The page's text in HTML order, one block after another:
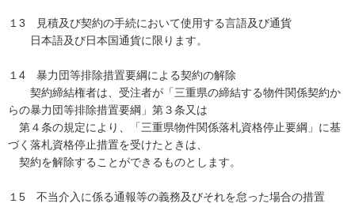
１3 見積及び契約の手続において使用する言語及び通貨
日本語及び日本国通貨に限ります。
１4 暴力団等排除措置要綱による契約の解除
契約締結権者は、受注者が「三重県の締結する物件関係契約か
らの暴力団等排除措置要綱」第３条又は
第４条の規定により、「三重県物件関係落札資格停止要綱」に基
づく落札資格停止措置を受けたときは、
契約を解除することができるものとします。
１5 不当介入に係る通報等の義務及びそれを怠った場合の措置